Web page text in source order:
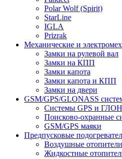
Polar Wolf (Spirit)
StarLine
IGLA
Prizrak
Механические и
Замки на рулевой вал
Замки на КПП
Замки капота
Замки капота и КПП
Замки на двери
GSM/GPS/GLONASS
Системы GPS и
Поисково-охранные
GSM/GPS маяки
Предпусковые
Воздушные
Жидкостные